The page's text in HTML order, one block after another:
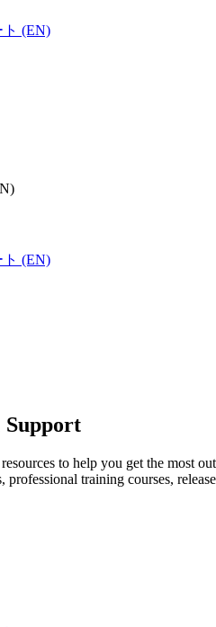
(EN)
(EN)
Support
to help you get the most
professional training courses,